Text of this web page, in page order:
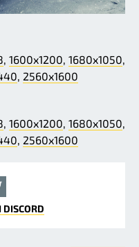
, 1600x1200, 1680x1050,
, 2560x1600
, 1600x1200, 1680x1050,
, 2560x1600
DISCORD